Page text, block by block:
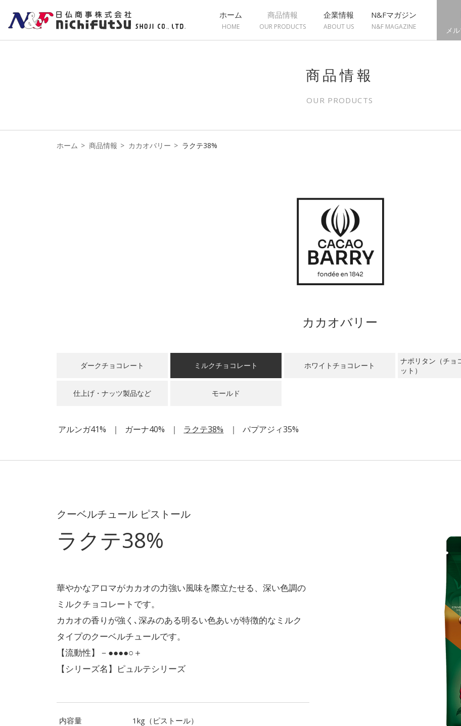
ホーム
HOME
商品情報
OUR PRODUCTS
企業情報
ABOUT US
N&Fマガジン
N&F MAGAZINE メ
商品情報
OUR PRODUCTS
ホーム 商品情報 カカオバリー ラクテ38%
カカオバリー
ダークチョコレート ミルクチョコレート ホワイトチョコレート
ナポリタン（チョ
ット）
仕上げ・ナッツ製品など モールド
アルンガ41% ガーナ40% ラクテ38% パプアジィ35%
クーベルチュール ピストール
ラクテ38%
華やかなアロマがカカオの力強い風味を際立たせる、深い色調の
ミルクチョコレートです。
カカオの香りが強く､深みのある明るい色あいが特徴的なミルク
タイプのクーベルチュールです。
【流動性】－●●●●○＋
【シリーズ名】ピュルテシリーズ
内容量 1kg（ピストール）